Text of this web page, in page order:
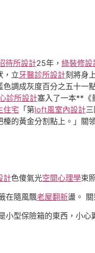
待所設計25年， 綠裝修設
，立牙醫診所設計刻將身
調成灰度百分之五十一
診所設計塞入了一本**《
住宅 「第loft風室內設計
檯的黃金分割點上。」關
計色傻氣光空間心理學束
在隨風飄老屋翻新盪。
小型保險箱的東西，小心